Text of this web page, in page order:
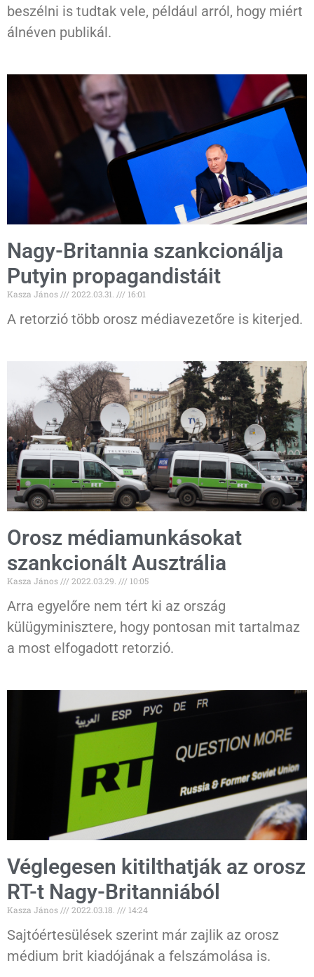
beszélni is tudtak vele, például arról, hogy miért
álnéven publikál.
Nagy-Britannia szankcionálja
Putyin propagandistáit
Kasza János 2022.03.31. 16:01
A retorzió több orosz médiavezetőre is kiterjed.
Orosz médiamunkásokat
szankcionált Ausztrália
Kasza János 2022.03.29. 10:05
Arra egyelőre nem tért ki az ország
külügyminisztere, hogy pontosan mit tartalmaz
a most elfogadott retorzió.
Véglegesen kitilthatják az orosz
RT-t Nagy-Britanniából
Kasza János 2022.03.18. 14:24
Sajtóértesülések szerint már zajlik az orosz
médium brit kiadójának a felszámolása is.